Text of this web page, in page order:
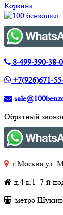
Корзина
8-499-390-38-
+7(926)671-
Обратный
г.Москва
д.4 к.1 7-й
метро